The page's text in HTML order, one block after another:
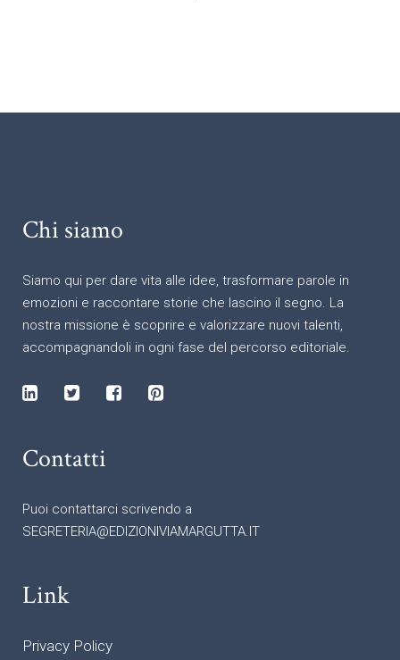
Chi siamo
Siamo qui per dare vita alle idee, trasformare parole in
emozioni e raccontare storie che lascino il segno. La
nostra missione è scoprire e valorizzare nuovi talenti,
accompagnandoli in ogni fase del percorso editoriale.
Contatti
Puoi contattarci scrivendo a
SEGRETERIA@EDIZIONIVIAMARGUTTA.IT
Link
Privacy Policy